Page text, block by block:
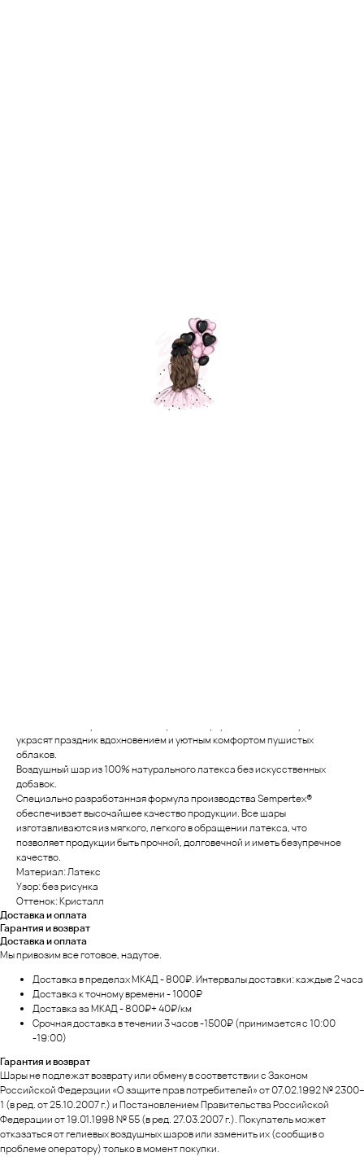
украсят праздник вдохновением и уютным комфортом пушистых
облаков.
Воздушный шар из 100% натурального латекса без искусственных
добавок.
Специально разработанная формула производства Sempertex®
обеспечивает высочайшее качество продукции. Все шары
изготавливаются из мягкого, легкого в обращении латекса, что
позволяет продукции быть прочной, долговечной и иметь безупречное
качество.
Материал: Латекс
Узор: без рисунка
Оттенок: Кристалл
Доставка и оплата
Гарантия и возврат
Доставка и оплата
Мы привозим все готовое, надутое.
Доставка в пределах МКАД - 800₽. Интервалы доставки: каждые 2 часа
Доставка к точному времени - 1000₽
Доставка за МКАД - 800₽+ 40₽/км
Срочная доставка в течении 3 часов -1500₽ (принимается с 10:00
-19:00)
Гарантия и возврат
Шары не подлежат возврату или обмену в соответствии с Законом
Российской Федерации «О защите прав потребителей» от 07.02.1992 № 2300–
1 (в ред. от 25.10.2007 г.) и Постановлением Правительства Российской
Федерации от 19.01.1998 № 55 (в ред. 27.03.2007 г.). Покупатель может
отказаться от гелиевых воздушных шаров или заменить их (сообщив о
проблеме оператору) только в момент покупки.